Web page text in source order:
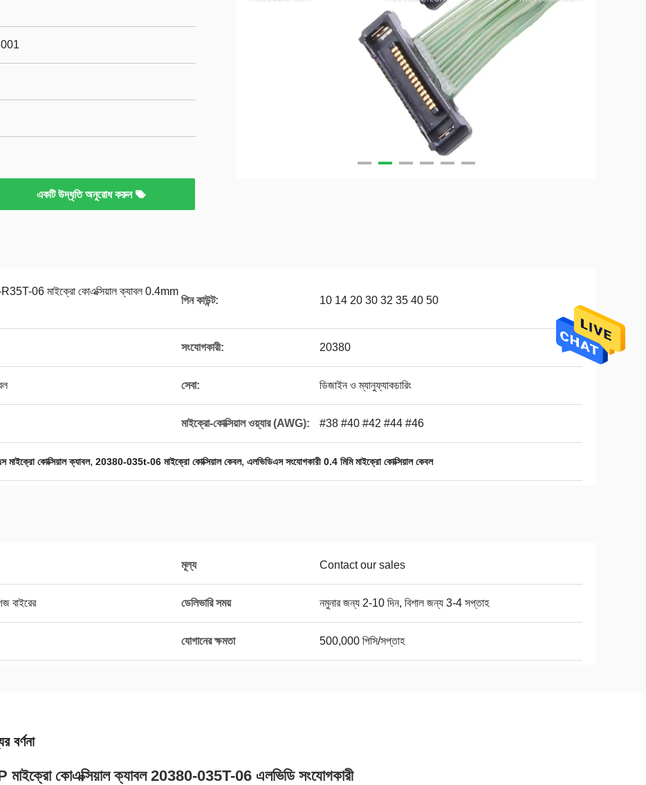
একটি উদ্ধৃতি অনুরোধ করুন
06 মাইক্রো কোএক্সিয়াল ক্যাবল 0.4mm
পিন কাউন্ট: 10 14 20 30 32 35 40 50
সংযোগকারী: 20380
সেবা: ডিজাইন ও ম্যানুফ্যাকচারিং
মাইক্রো-কোক্সিয়াল ওয়্যার (AWG): #38 #40 #42 #44 #46
মাইক্রো কোক্সিয়াল ক্যাবল, 20380-035t-06 মাইক্রো কোক্সিয়াল কেবল, এলভিডিএস সংযোগকারী 0.4 মিমি মাইক্রো কোক্সিয়াল কেবল
মূল্য Contact our sales
বাইরের ডেলিভারি সময় নমুনার জন্য 2-10 দিন, বিশাল জন্য 3-4 সপ্তাহ
যোগানের ক্ষমতা 500,000 পিসি/সপ্তাহ
বর্ণনা
মাইক্রো কোএক্সিয়াল ক্যাবল 20380-035T-06 এলভিডি সংযোগকারী